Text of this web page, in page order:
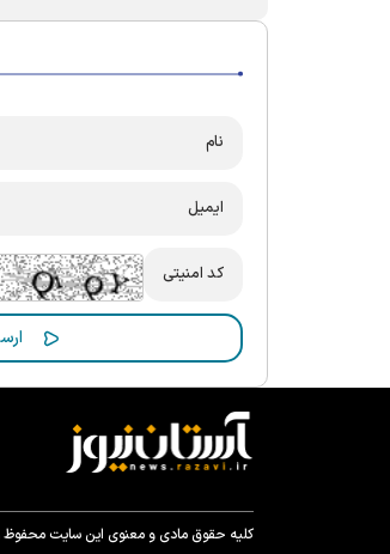
کلیه حقوق مادی و معنوی این سایت محفوظ و